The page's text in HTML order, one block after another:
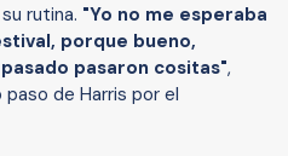
rutina. "Yo no me esperaba
porque bueno,
pasaron cositas",
de Harris por el